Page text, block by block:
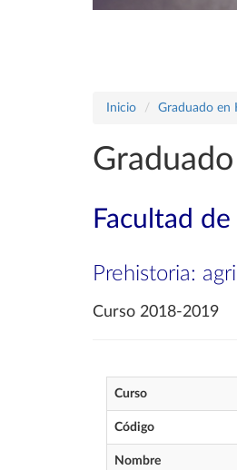
Inicio Graduado en
Facultad
Prehistoria:
Curso 2018-2019
Curso
Código
Nombre